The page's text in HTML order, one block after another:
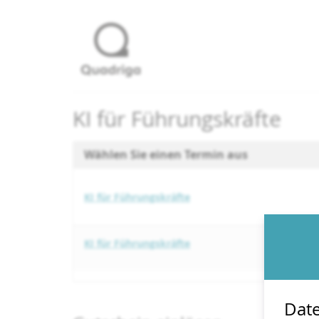
KI für Führungskräfte
Wählen Sie einen Termin aus
KI für Führungskräfte
KI für Führungskräfte